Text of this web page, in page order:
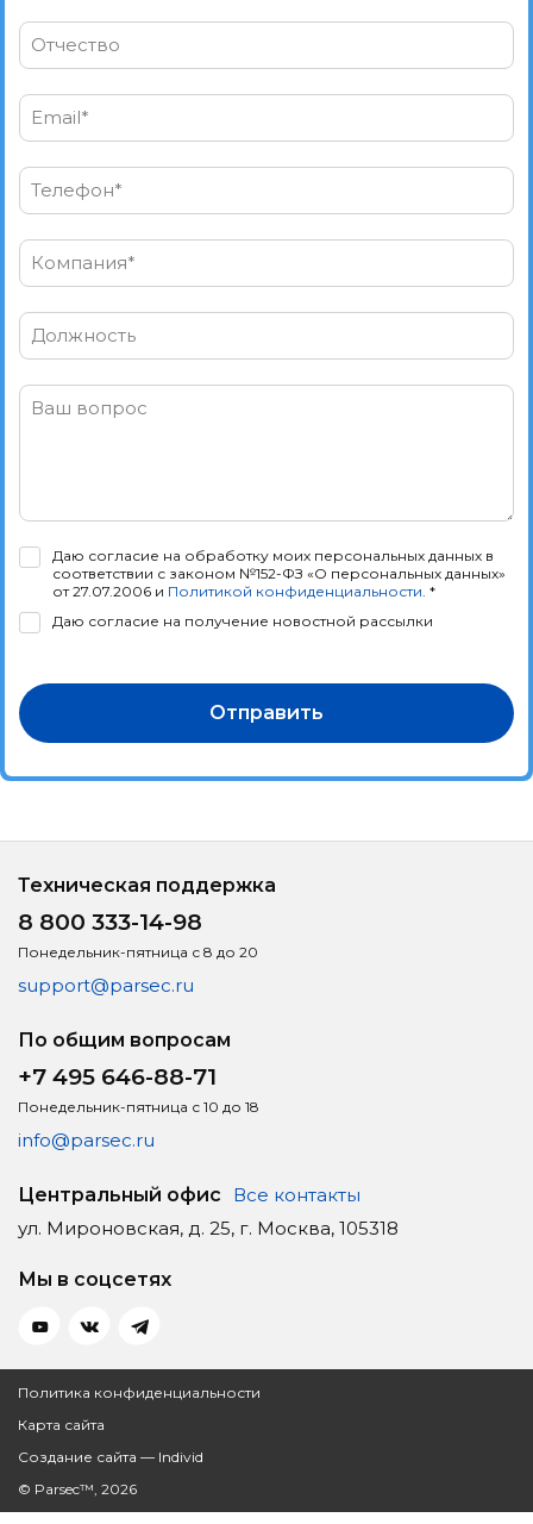
Отчество
Email*
Телефон*
Компания*
Должность
Ваш вопрос
Даю согласие на обработку моих персональных данных в
соответствии с законом №152-ФЗ «О персональных данных»
от 27.07.2006 и Политикой конфиденциальности. *
Даю согласие на получение новостной рассылки
Отправить
Техническая поддержка
8 800 333-14-98
Понедельник-пятница с 8 до 20
support@parsec.ru
По общим вопросам
+7 495 646-88-71
Понедельник-пятница с 10 до 18
info@parsec.ru
Центральный офис
Все контакты
ул. Мироновская, д. 25, г. Москва, 105318
Мы в соцсетях
Политика конфиденциальности
Карта сайта
Создание сайта — Individ
© Parsec™, 2026